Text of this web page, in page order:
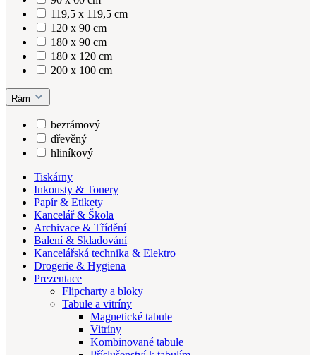
119,5 x 119,5 cm
120 x 90 cm
180 x 90 cm
180 x 120 cm
200 x 100 cm
Rám
bezrámový
dřevěný
hliníkový
Tiskárny
Inkousty & Tonery
Papír & Etikety
Kancelář & Škola
Archivace & Třídění
Balení & Skladování
Kancelářská technika & Elektro
Drogerie & Hygiena
Prezentace
Flipcharty a bloky
Tabule a vitríny
Magnetické tabule
Vitríny
Kombinované tabule